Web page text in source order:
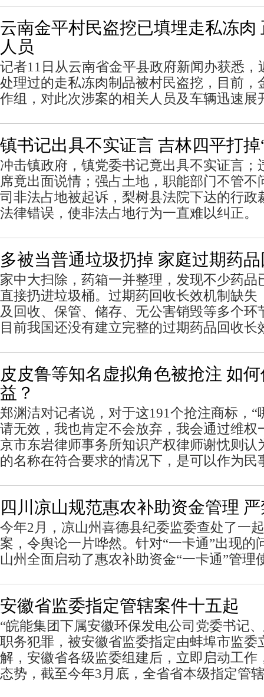
云南金平村民盗挖已填埋走私冻肉
人员
记者11日从云南省金平县政府新闻办获悉，
处理过的走私冻肉制品被村民盗挖，目前，
作组，对此次涉案的相关人员及车辆迅速展
镇书记出具不实证言 吉林四平打掉
冲击镇政府，镇党委书记竟出具不实证言；
席竟出面说情；强占土地，职能部门不管不
司非法占地被起诉，梨树县法院下达的行政
法律错误，使非法占地行为一直难以纠正。
多被当普通垃圾扔掉 家庭过期药
家中大扫除，药箱一并整理，发现不少药品
直接扔进垃圾桶。过期药回收长效机制
及回收、保管、储存、无公害销毁等多个环
目前我国还没有建立完整的过期药品回收长
皮皮鲁等知名虚拟角色被抢注 如
益？
郑渊洁对记者说，对于这191个抢注商标，“
请无效，我也肯定不会放弃，我会通过
京市东岩律师事务所知识产权律师谢忱则认
的名称在符合要求的情况下，是可以作为民
四川凉山规范惠农补助资金管理
今年2月，凉山州喜德县纪委监委查处了一
案，令舆论一片哗然。针对“一卡通”出现的
山州全面启动了惠农补助资金“一卡通”管理
安徽省监委指定管辖案件十五起
“皖能集团下属安徽环保发电公司党委书记
职务犯罪，被安徽省监委指定由蚌埠市监委
解，安徽省各级监委组建后，立即启动工作
态势，截至今年3月底，全省省本级指定管